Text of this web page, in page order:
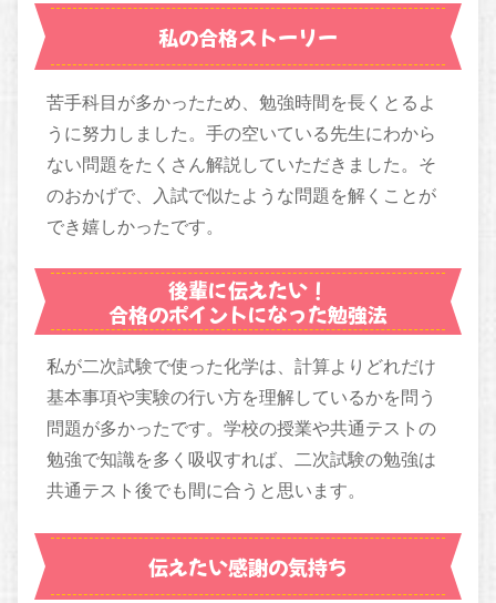
私の合格ストーリー
苦手科目が多かったため、勉強時間を長くとるよ
うに努力しました。手の空いている先生にわから
ない問題をたくさん解説していただきました。そ
のおかげで、入試で似たような問題を解くことが
でき嬉しかったです。
後輩に伝えたい！
合格のポイントになった勉強法
私が二次試験で使った化学は、計算よりどれだけ
基本事項や実験の行い方を理解しているかを問う
問題が多かったです。学校の授業や共通テストの
勉強で知識を多く吸収すれば、二次試験の勉強は
共通テスト後でも間に合うと思います。
伝えたい感謝の気持ち